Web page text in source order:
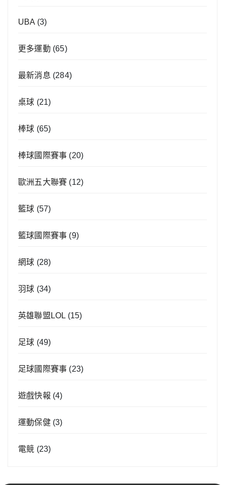
UBA (3)
更多運動 (65)
最新消息 (284)
桌球 (21)
棒球 (65)
棒球國際賽事 (20)
歐洲五大聯賽 (12)
籃球 (57)
籃球國際賽事 (9)
網球 (28)
羽球 (34)
英雄聯盟LOL (15)
足球 (49)
足球國際賽事 (23)
遊戲快報 (4)
運動保健(3)
電競 (23)